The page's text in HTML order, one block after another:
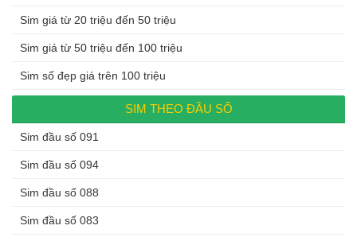
Sim giá từ 20 triệu đến 50 triệu
Sim giá từ 50 triệu đến 100 triệu
Sim số đẹp giá trên 100 triệu
SIM THEO ĐẦU SỐ
Sim đầu số 091
Sim đầu số 094
Sim đầu số 088
Sim đầu số 083